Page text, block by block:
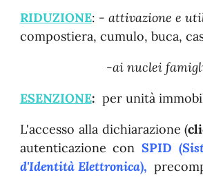
RIDUZIONE: - attivazione e
compostiera, cumulo, buca,
-ai nuclei
ESENZIONE: per unità
L'accesso alla dichiarazione (
autenticazione conSPID (
d'Identità Elettronica),